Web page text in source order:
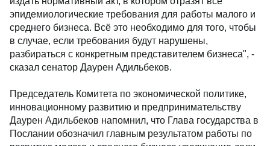
эпидемиологические требования для работы малого и
среднего бизнеса. Всё это необходимо для того, чтобы
в случае, если требования будут нарушены,
разбираться с конкретным представителем бизнеса", -
сказал сенатор Даурен Адильбеков.
Председатель Комитета по экономической политике,
инновационному развитию и предпринимательству
Даурен Адильбеков напомнил, что Глава государства в
Послании обозначил главным результатом работы по